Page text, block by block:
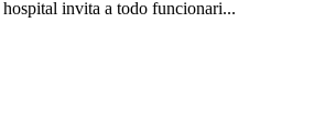
invita a todo funcionari...